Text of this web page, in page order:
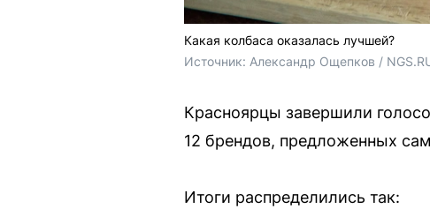
Какая колбаса оказалась лучшей?
Источник: Александр Ощепков /
Красноярцы завершили
12 брендов, предложенных
Итоги распределились так: